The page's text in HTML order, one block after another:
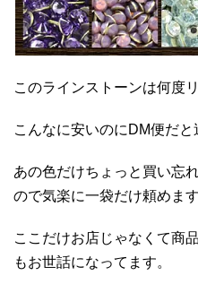
このラインストーンは何度
こんなに安いのにDM便だと
あの色だけちょっと買い忘
ので気楽に一袋だけ頼めます
ここだけお店じゃなくて商
もお世話になってます。